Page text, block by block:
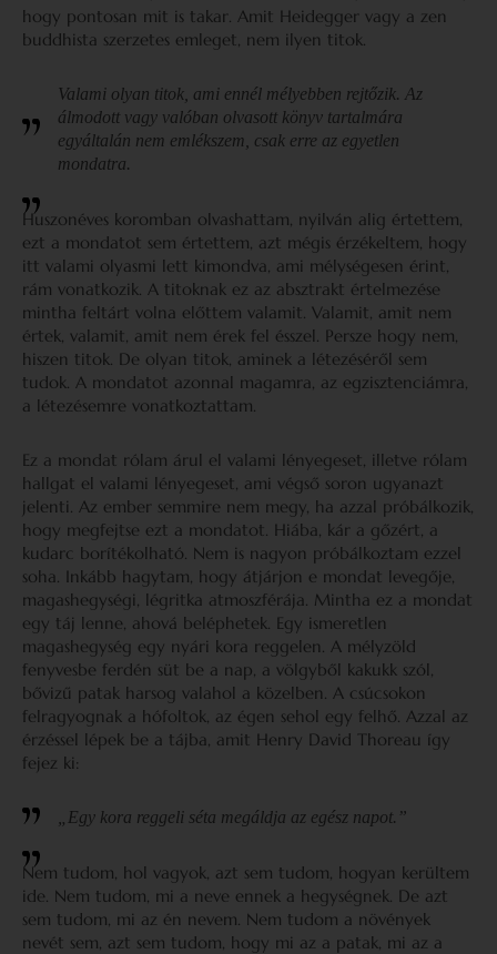
hogy pontosan mit is takar. Amit Heidegger vagy a zen
buddhista szerzetes emleget, nem ilyen titok.
Valami olyan titok, ami ennél mélyebben rejtőzik. Az
álmodott vagy valóban olvasott könyv tartalmára
egyáltalán nem emlékszem, csak erre az egyetlen
mondatra.
Huszonéves koromban olvashattam, nyilván alig értettem,
ezt a mondatot sem értettem, azt mégis érzékeltem, hogy
itt valami olyasmi lett kimondva, ami mélységesen érint,
rám vonatkozik. A titoknak ez az absztrakt értelmezése
mintha feltárt volna előttem valamit. Valamit, amit nem
értek, valamit, amit nem érek fel ésszel. Persze hogy nem,
hiszen titok. De olyan titok, aminek a létezéséről sem
tudok. A mondatot azonnal magamra, az egzisztenciámra,
a létezésemre vonatkoztattam.
Ez a mondat rólam árul el valami lényegeset, illetve rólam
hallgat el valami lényegeset, ami végső soron ugyanazt
jelenti. Az ember semmire nem megy, ha azzal próbálkozik,
hogy megfejtse ezt a mondatot. Hiába, kár a gőzért, a
kudarc borítékolható. Nem is nagyon próbálkoztam ezzel
soha. Inkább hagytam, hogy átjárjon e mondat levegője,
magashegységi, légritka atmoszférája. Mintha ez a mondat
egy táj lenne, ahová beléphetek. Egy ismeretlen
magashegység egy nyári kora reggelen. A mélyzöld
fenyvesbe ferdén süt be a nap, a völgyből kakukk szól,
bővizű patak harsog valahol a közelben. A csúcsokon
felragyognak a hófoltok, az égen sehol egy felhő. Azzal az
érzéssel lépek be a tájba, amit Henry David Thoreau így
fejez ki:
„Egy kora reggeli séta megáldja az egész napot.”
Nem tudom, hol vagyok, azt sem tudom, hogyan kerültem
ide. Nem tudom, mi a neve ennek a hegységnek. De azt
sem tudom, mi az én nevem. Nem tudom a növények
nevét sem, azt sem tudom, hogy mi az a patak, mi az a